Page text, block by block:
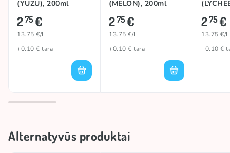
Rinkis iš daugybės gaivių skonių!
(YUZU), 200ml
275€
13.75 €/L
+0.10 € tara
(MELON), 200ml
275€
13.75 €/L
+0.10 € tara
275€
13.75 €/L
+0.10 €
Alternatyvūs produktai